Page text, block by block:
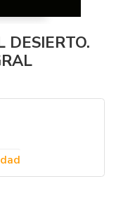
DESIERTO.